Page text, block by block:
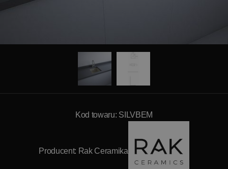
Kod towaru: SILVBEM
Producent: Rak Ceramika